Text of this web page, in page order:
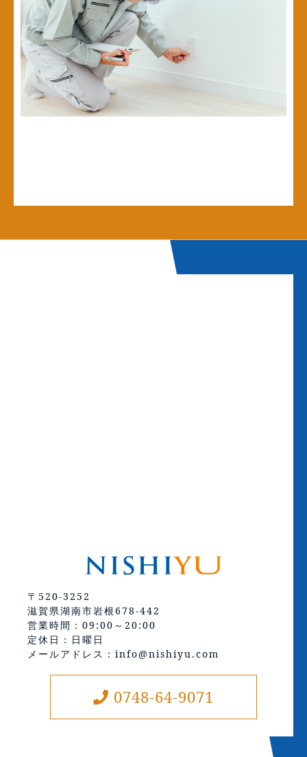
〒520-3252
滋賀県湖南市岩根678-442
営業時間：09:00～20:00
定休日：日曜日
メールアドレス：info@nishiyu.com
0748-64-9071